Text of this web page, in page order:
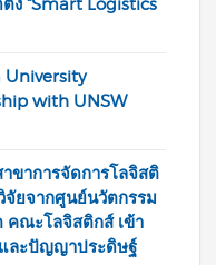
ง “Smart Logistics
University
with UNSW
ขาการจัดการโลจิสติ
ยจากศูนย์นวัตกรรม
คณะโลจิสติกส์ เข้า
และปัญญาประดิษฐ์